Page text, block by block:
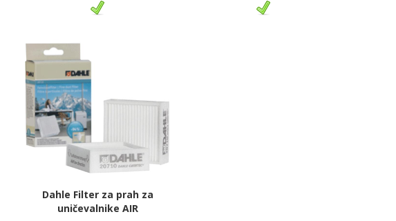
Dahle Filter za prah za
uničevalnike AIR